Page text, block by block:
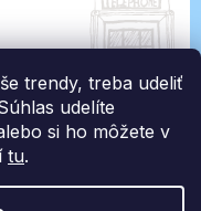
trendy, treba udeliť
udelíte
si ho môžete v
tu.